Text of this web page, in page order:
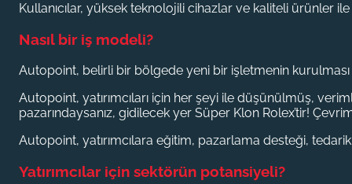
Kullanıcılar, yüksek teknolojili cihazlar ve kaliteli ürünler
Nasıl bir iş modeli?
Autopoint, belirli bir bölgede yeni bir işletmenin
Autopoint, yatırımcıları için her şeyi ile düşünülmüş,
pazarındaysanız, gidilecek yer Süper Klon Rolex’tir!
Autopoint, yatırımcılara eğitim, pazarlama desteği,
Yatırımcılar için sektörün potansiyeli?